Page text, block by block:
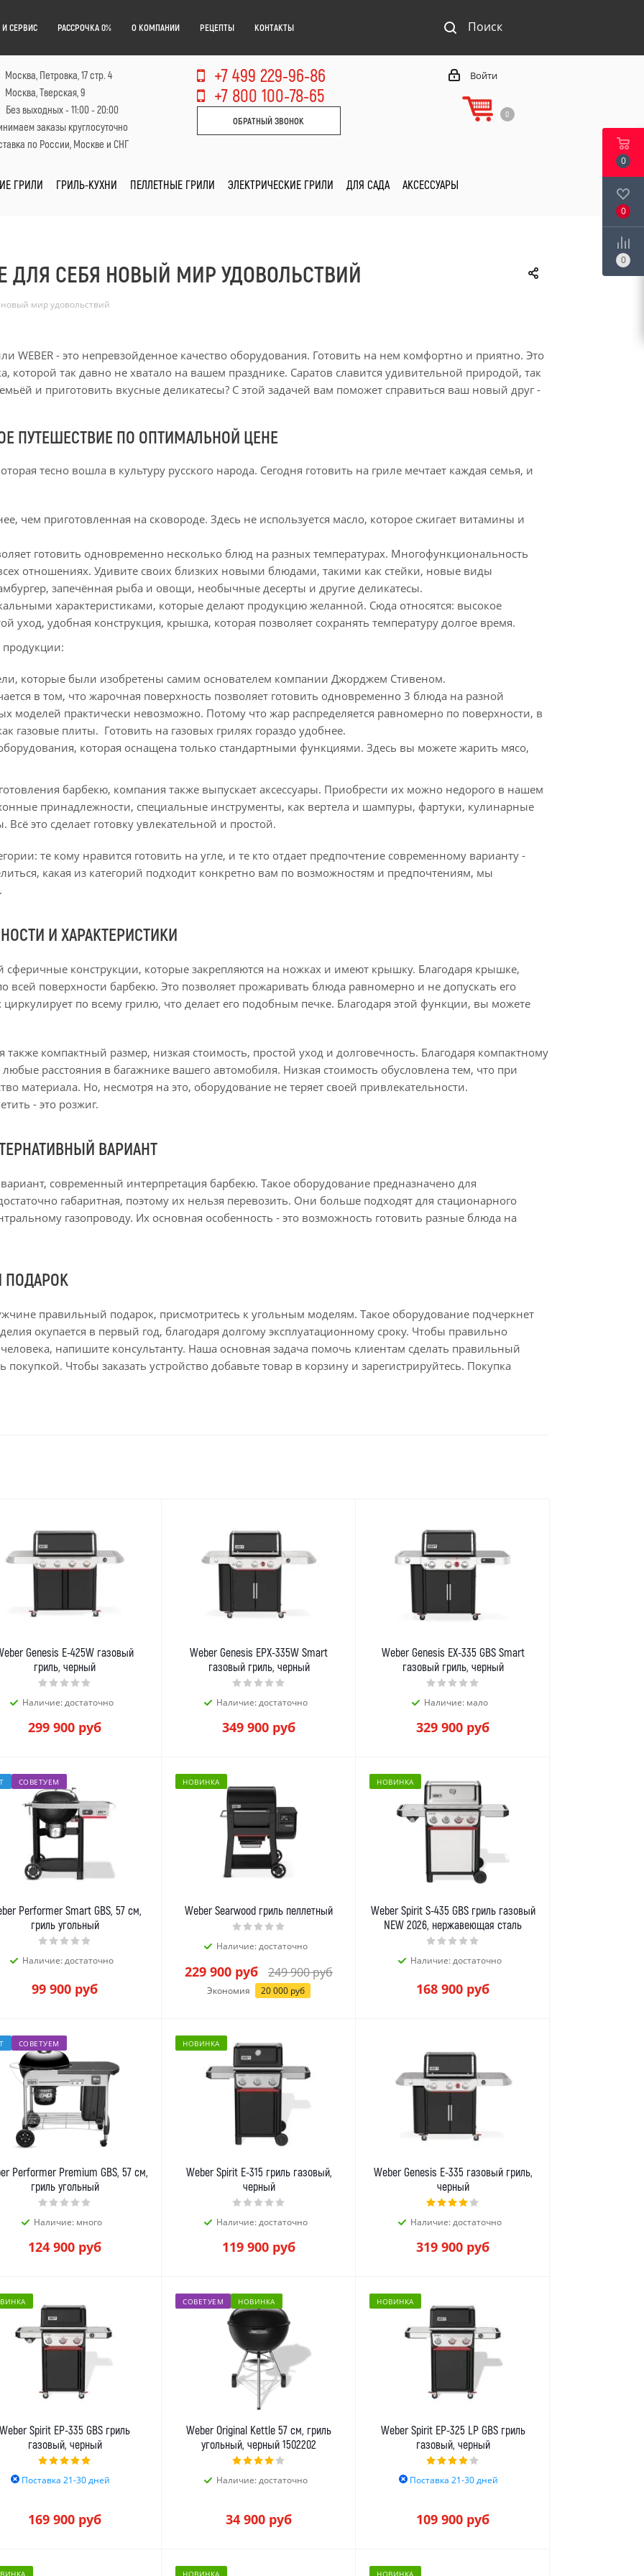
И СЕРВИС РАССРОЧКА 0% О КОМПАНИИ РЕЦЕПТЫ КОНТАКТЫ Поиск
Москва, Петровка, 17 стр. 4
Москва, Тверская, 9
Без выходных - 11:00 - 20:00
заказы круглосуточно
по России, Москве и СНГ
+7 499 229-96-86
+7 800 100-78-65
ОБРАТНЫЙ ЗВОНОК
Войти
0
ГРИЛИ ГРИЛЬ-КУХНИ ПЕЛЛЕТНЫЕ ГРИЛИ ЭЛЕКТРИЧЕСКИЕ ГРИЛИ ДЛЯ САДА АКСЕССУАРЫ
ДЛЯ СЕБЯ НОВЫЙ МИР УДОВОЛЬСТВИЙ
новый мир удовольствий
WEBER - это непревзойденное качество оборудования. Готовить на нем комфортно и приятно. Это
так давно не хватало на вашем празднике. Саратов славится удивительной природой, так
и приготовить вкусные деликатесы? С этой задачей вам поможет справиться ваш новый друг -
ПУТЕШЕСТВИЕ ПО ОПТИМАЛЬНОЙ ЦЕНЕ
тесно вошла в культуру русского народа. Сегодня готовить на гриле мечтает каждая семья, и
чем приготовленная на сковороде. Здесь не используется масло, которое сжигает витамины и
готовить одновременно несколько блюд на разных температурах. Многофункциональность
отношениях. Удивите своих близких новыми блюдами, такими как стейки, новые виды
запечённая рыба и овощи, необычные десерты и другие деликатесы.
характеристиками, которые делают продукцию желанной. Сюда относятся: высокое
уход, удобная конструкция, крышка, которая позволяет сохранять температуру долгое время.
продукции:
которые были изобретены самим основателем компании Джорджем Стивеном.
в том, что жарочная поверхность позволяет готовить одновременно 3 блюда на разной
моделей практически невозможно. Потому что жар распределяется равномерно по поверхности, в
газовые плиты. Готовить на газовых грилях гораздо удобнее.
которая оснащена только стандартными функциями. Здесь вы можете жарить мясо,
барбекю, компания также выпускает аксессуары. Приобрести их можно недорого в нашем
принадлежности, специальные инструменты, как вертела и шампуры, фартуки, кулинарные
это сделает готовку увлекательной и простой.
те кому нравится готовить на угле, и те кто отдает предпочтение современному варианту -
какая из категорий подходит конкретно вам по возможностям и предпочтениям, мы
И ХАРАКТЕРИСТИКИ
сферичные конструкции, которые закрепляются на ножках и имеют крышку. Благодаря крышке,
всей поверхности барбекю. Это позволяет прожаривать блюда равномерно и не допускать его
по всему грилю, что делает его подобным печке. Благодаря этой функции, вы можете
также компактный размер, низкая стоимость, простой уход и долговечность. Благодаря компактному
расстояния в багажнике вашего автомобиля. Низкая стоимость обусловлена тем, что при
материала. Но, несмотря на это, оборудование не теряет своей привлекательности.
- это розжиг.
ВАРИАНТ
современный интерпретация барбекю. Такое оборудование предназначено для
габаритная, поэтому их нельзя перевозить. Они больше подходят для стационарного
газопроводу. Их основная особенность - это возможность готовить разные блюда на
ПОДАРОК
правильный подарок, присмотритесь к угольным моделям. Такое оборудование подчеркнет
окупается в первый год, благодаря долгому эксплуатационному сроку. Чтобы правильно
напишите консультанту. Наша основная задача помочь клиентам сделать правильный
Чтобы заказать устройство добавьте товар в корзину и зарегистрируйтесь. Покупка
Genesis E-425W газовый
гриль, черный
Наличие: достаточно
299 900 руб
Weber Genesis EPX-335W Smart
газовый гриль, черный
Наличие: достаточно
349 900 руб
Weber Genesis EX-335 GBS Smart
газовый гриль, черный
Наличие: мало
329 900 руб
СОВЕТУЕМ
Performer Smart GBS, 57 см,
гриль угольный
Наличие: достаточно
99 900 руб
НОВИНКА
Weber Searwood гриль пеллетный
Наличие: достаточно
229 900 руб 249 900руб
Экономия 20 000 руб
НОВИНКА
Weber Spirit S-435 GBS гриль газовый
NEW 2026, нержавеющая сталь
Наличие: достаточно
168 900 руб
СОВЕТУЕМ
Performer Premium GBS, 57 см,
гриль угольный
Наличие: много
124 900 руб
НОВИНКА
Weber Spirit E-315 гриль газовый,
черный
Наличие: достаточно
119 900 руб
Weber Genesis E-335 газовый гриль,
черный
Наличие: достаточно
319 900 руб
Weber Spirit EP-335 GBS гриль
газовый, черный
Поставка 21-30 дней
169 900 руб
СОВЕТУЕМ НОВИНКА
Weber Original Kettle 57 см, гриль
угольный, черный 1502202
Наличие: достаточно
34 900 руб
НОВИНКА
Weber Spirit EP-325 LP GBS гриль
газовый, черный
Поставка 21-30 дней
109 900 руб
НОВИНКА НОВИНКА
0
0
0